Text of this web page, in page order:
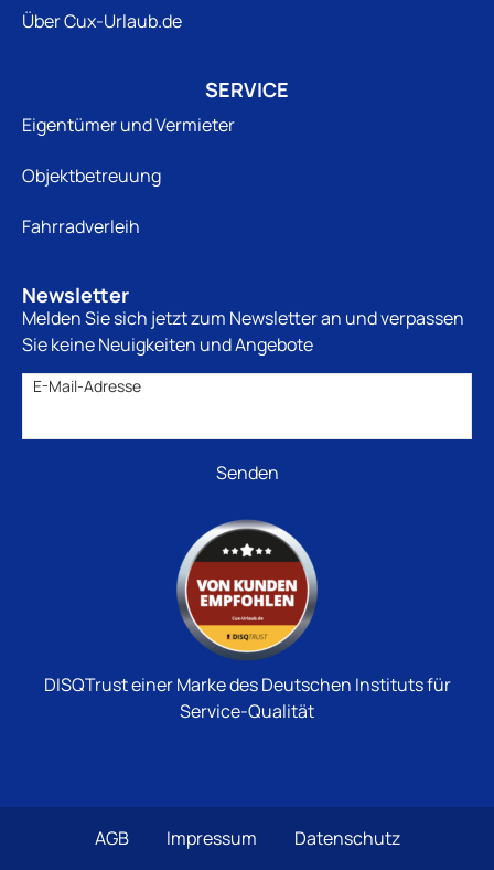
Über Cux-Urlaub.de
SERVICE
Eigentümer und Vermieter
Objektbetreuung
Fahrradverleih
Newsletter
Melden Sie sich jetzt zum Newsletter an und verpassen
Sie keine Neuigkeiten und Angebote
E-Mail-Adresse
DISQTrust einer Marke des Deutschen Instituts für
Service-Qualität
AGB Impressum Datenschutz